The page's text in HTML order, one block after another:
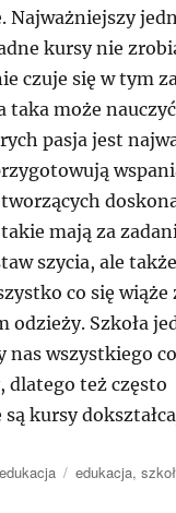
Najważniejszy
kursy nie
czuje się w tym
taka może
pasja jest
mają za
szycia, ale
co się wiąże
odzieży. Szkoła
nas wszystkiego co
dlatego też często
kursy
Kategorie
edukacja Tagi
edukacja,